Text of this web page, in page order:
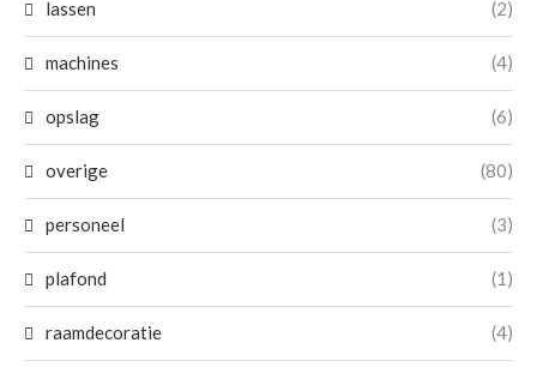
lassen (2)
machines (4)
opslag (6)
overige (80)
personeel (3)
plafond (1)
raamdecoratie (4)